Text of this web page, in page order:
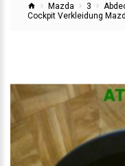
Mazda 3
Cockpit Verkleidung